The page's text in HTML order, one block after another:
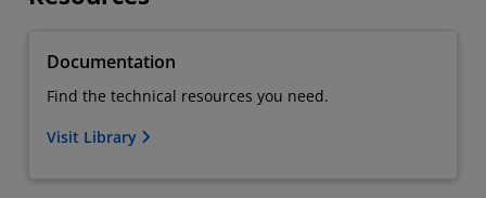
Documentation
Find the technical resources you need.
Visit Library